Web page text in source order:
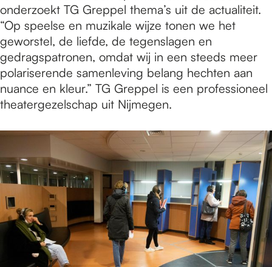
onderzoekt TG Greppel thema’s uit de actualiteit.
“Op speelse en muzikale wijze tonen we het
geworstel, de liefde, de tegenslagen en
gedragspatronen, omdat wij in een steeds meer
polariserende samenleving belang hechten aan
nuance en kleur.” TG Greppel is een professioneel
theatergezelschap uit Nijmegen.